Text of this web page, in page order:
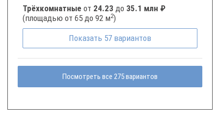
Трёхкомнатные от 24.23 до 35.1 млн ₽
(площадью от 65 до 92 м2)
Показать 57 вариантов
Посмотреть все 275 вариантов